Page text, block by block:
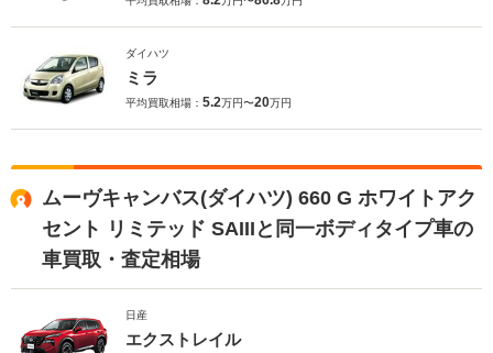
ダイハツ
ミラ
平均買取相場： 5.2万円〜20万円
ムーヴキャンバス(ダイハツ) 660 G ホワイトアク
セント リミテッド SAIIIと同一ボディタイプ車の
車買取・査定相場
日産
エクストレイル